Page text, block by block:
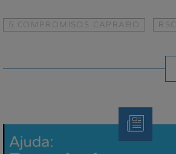
5 COMPROMISOS CAPRABO RSC
Note